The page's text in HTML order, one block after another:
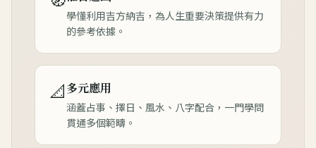
學懂利用吉方納吉，為人生重要決策提供有力
的參考依據。
📐多元應用
涵蓋占事、擇日、風水、八字配合，一門學問
貫通多個範疇。